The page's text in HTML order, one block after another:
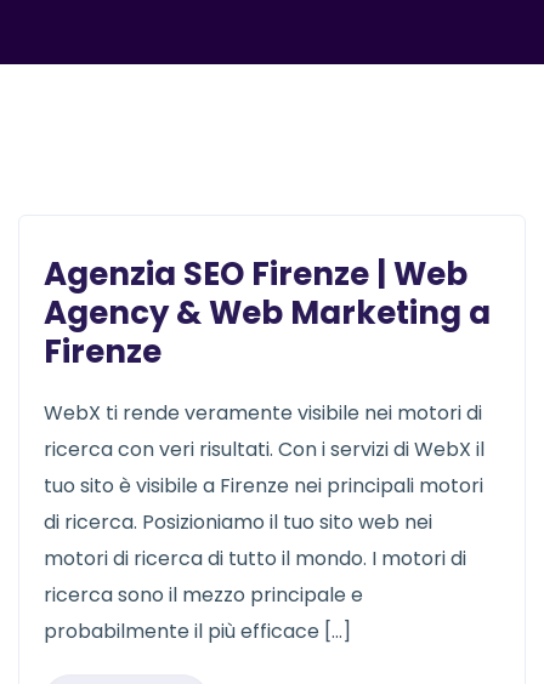
Agenzia SEO Firenze | Web
Agency & Web Marketing a
Firenze
WebX ti rende veramente visibile nei motori di
ricerca con veri risultati. Con i servizi di WebX il
tuo sito è visibile a Firenze nei principali motori
di ricerca. Posizioniamo il tuo sito web nei
motori di ricerca di tutto il mondo. I motori di
ricerca sono il mezzo principale e
probabilmente il più efficace […]